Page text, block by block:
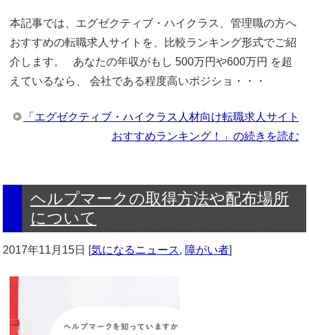
本記事では、エグゼクティブ・ハイクラス、管理職の方へ
おすすめの転職求人サイトを、比較ランキング形式でご紹
介します。 あなたの年収がもし 500万円や600万円 を超
えているなら、 会社である程度高いポジショ・・・
「エグゼクティブ・ハイクラス人材向け転職求人サイト
おすすめランキング！」の続きを読む
ヘルプマークの取得方法や配布場所
について
2017年11月15日 [気になるニュース, 障がい者]